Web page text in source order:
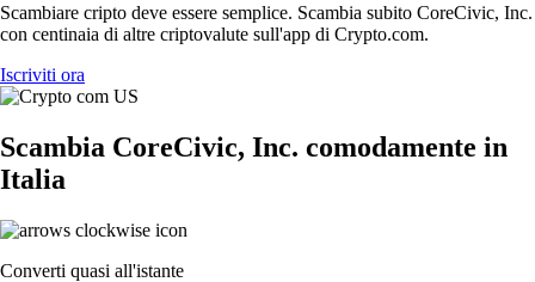
Scambiare cripto deve essere semplice. Scambia subito CoreCivic, Inc.
con centinaia di altre criptovalute sull'app di Crypto.com.
Iscriviti ora
Scambia CoreCivic, Inc. comodamente in
Italia
Converti quasi all'istante